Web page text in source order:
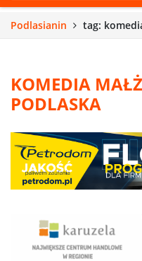
Podlasianin tag:
KOMEDIA
PODLASKA